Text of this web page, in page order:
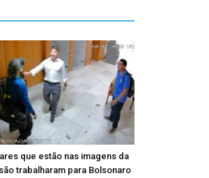
que estão nas imagens da
trabalharam para Bolsonaro